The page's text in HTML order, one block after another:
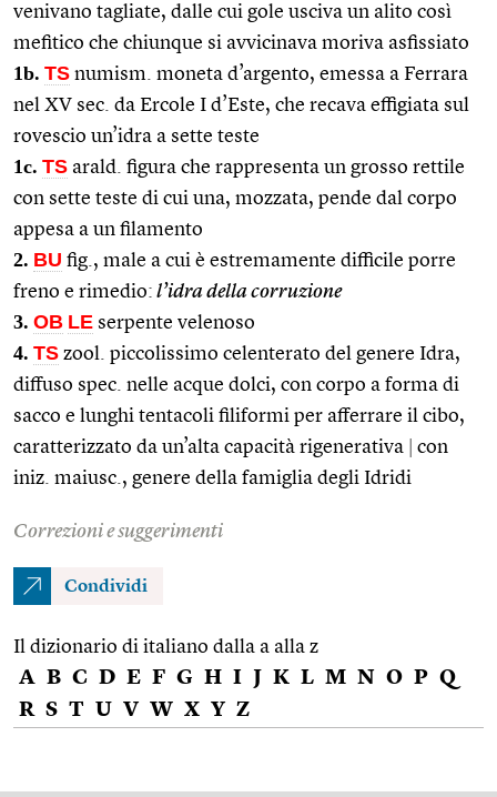
venivano tagliate, dalle cui gole usciva un alito così
mefitico che chiunque si avvicinava moriva asfissiato
1b. TS numism. moneta d’argento, emessa a Ferrara
nel XV sec. da Ercole I d’Este, che recava effigiata sul
rovescio un’idra a sette teste
1c. TS arald. figura che rappresenta un grosso rettile
con sette teste di cui una, mozzata, pende dal corpo
appesa a un filamento
2. BU fig., male a cui è estremamente difficile porre
freno e rimedio: l’idra della corruzione
3. OB LE serpente velenoso
4. TS zool. piccolissimo celenterato del genere Idra,
diffuso spec. nelle acque dolci, con corpo a forma di
sacco e lunghi tentacoli filiformi per afferrare il cibo,
caratterizzato da un’alta capacità rigenerativa
con
iniz. maiusc., genere della famiglia degli Idridi
Correzioni e suggerimenti
Condividi
Il dizionario di italiano dalla a alla z
A B C D E F G H I J K L M N O P Q
R S T U V W X Y Z